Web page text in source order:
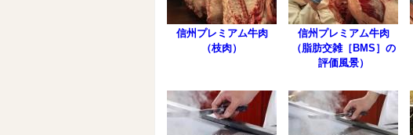
信州プレミアム牛肉
（枝肉）
信州プレミアム牛肉
（脂肪交雑［BMS］の
評価風景）